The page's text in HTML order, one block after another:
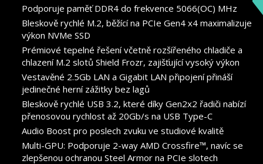
Podporuje paměť DDR4 do frekvence 5066(OC) MHz
Bleskově rychlé M.2, běžící na PCIe Gen4 x4 maximalizuje
výkon NVMe SSD
Prémiové tepelné řešení včetně rozšířeného chladiče a
chlazení M.2 slotů Shield Frozr, zajišťující vysoký výkon
Vestavěné 2.5Gb LAN a Gigabit LAN připojení přináší
jedinečné herní zážitky bez lagů
Bleskově rychlé USB 3.2, které díky Gen2x2 řadiči nabízí
přenosovou rychlost až 20Gb/s na USB Type-C
Audio Boost pro poslech zvuku ve studiové kvalitě
Multi-GPU: Podporuje 2-way AMD Crossfire™, navíc se
zlepšenou ochranou Steel Armor na PCIe slotech